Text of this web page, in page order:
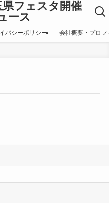
フェスタ開催
ース
バシーポリシー 会社概要・プロフ